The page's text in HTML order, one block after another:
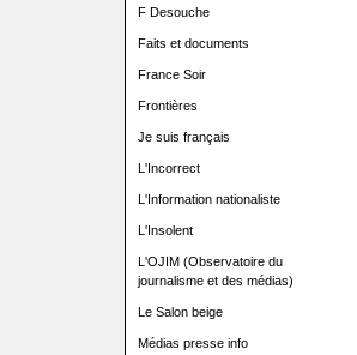
F Desouche
Faits et documents
France Soir
Frontières
Je suis français
L'Incorrect
L'Information nationaliste
L'Insolent
L'OJIM (Observatoire du
journalisme et des médias)
Le Salon beige
Médias presse info